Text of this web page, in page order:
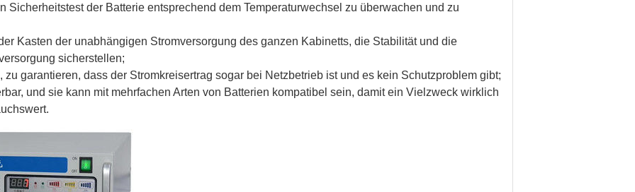
Sicherheitstest der Batterie entsprechend dem Temperaturwechsel zu überwachen und zu
Kasten der unabhängigen Stromversorgung des ganzen Kabinetts, die Stabilität und die
sicherstellen;
garantieren, dass der Stromkreisertrag sogar bei Netzbetrieb ist und es kein Schutzproblem gibt;
und sie kann mit mehrfachen Arten von Batterien kompatibel sein, damit ein Vielzweck wirklich